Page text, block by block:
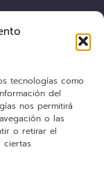
tecnologías como
del
nos permitirá
o las
o retirar el
ciertas